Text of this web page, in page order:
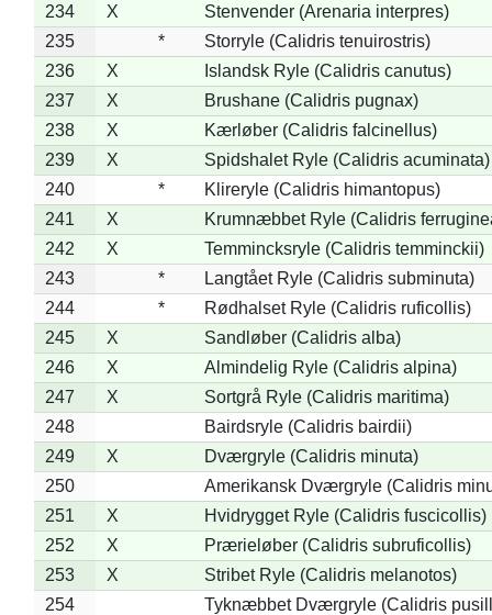
234 X
Stenvender (Arenaria interpres)
235
*
Storryle (Calidris tenuirostris)
236
X
Islandsk Ryle (Calidris canutus)
237
X
Brushane (Calidris pugnax)
238
X
Kærløber (Calidris falcinellus)
239
X
Spidshalet Ryle (Calidris acuminata)
240
*
Klireryle (Calidris himantopus)
241
X
Krumnæbbet Ryle (Calidris
242
X
Temmincksryle (Calidris temminckii)
243
*
Langtået Ryle (Calidris subminuta)
244
*
Rødhalset Ryle (Calidris ruficollis)
245
X
Sandløber (Calidris alba)
246
X
Almindelig Ryle (Calidris alpina)
247
X
Sortgrå Ryle (Calidris maritima)
248
Bairdsryle (Calidris bairdii)
249
X
Dværgryle (Calidris minuta)
250
Amerikansk Dværgryle (Calidris
251
X
Hvidrygget Ryle (Calidris fuscicollis)
252
X
Prærieløber (Calidris subruficollis)
253
X
Stribet Ryle (Calidris melanotos)
254
Tyknæbbet Dværgryle (Calidris